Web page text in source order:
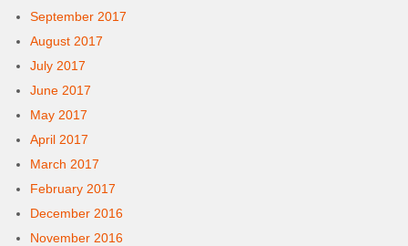
September 2017
August 2017
July 2017
June 2017
May 2017
April 2017
March 2017
February 2017
December 2016
November 2016